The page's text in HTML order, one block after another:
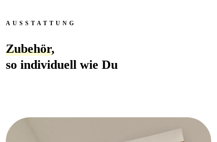
AUSSTATTUNG
Zubehör,
so individuell wie Du